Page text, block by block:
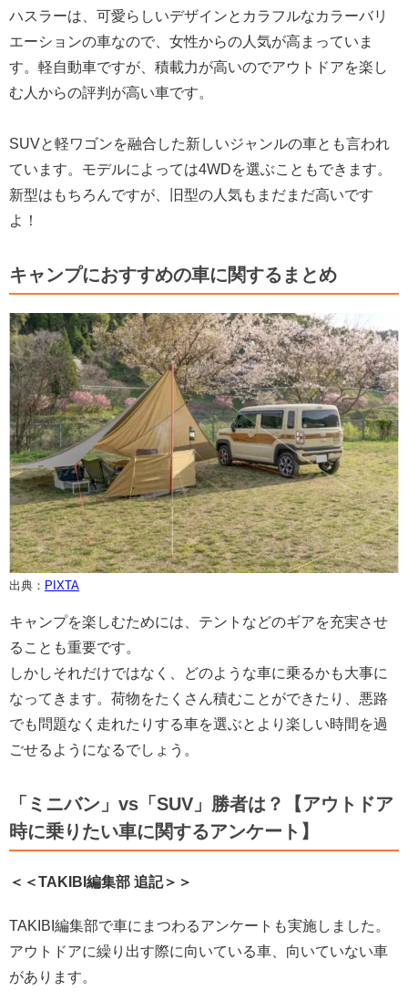
ハスラーは、可愛らしいデザインとカラフルなカラーバリ
エーションの車なので、女性からの人気が高まっていま
す。軽自動車ですが、積載力が高いのでアウトドアを楽し
む人からの評判が高い車です。
SUVと軽ワゴンを融合した新しいジャンルの車とも言われ
ています。モデルによっては4WDを選ぶこともできます。
新型はもちろんですが、旧型の人気もまだまだ高いです
よ！
キャンプにおすすめの車に関するまとめ
出典： PIXTA
キャンプを楽しむためには、テントなどのギアを充実させ
ることも重要です。
しかしそれだけではなく、どのような車に乗るかも大事に
なってきます。荷物をたくさん積むことができたり、悪路
でも問題なく走れたりする車を選ぶとより楽しい時間を過
ごせるようになるでしょう。
「ミニバン」vs「SUV」勝者は？【アウトドア
時に乗りたい車に関するアンケート】
＜＜TAKIBI編集部 追記＞＞
TAKIBI編集部で車にまつわるアンケートも実施しました。
アウトドアに繰り出す際に向いている車、向いていない車
があります。